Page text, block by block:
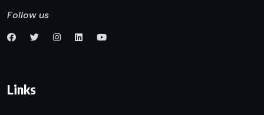
Follow us
Links